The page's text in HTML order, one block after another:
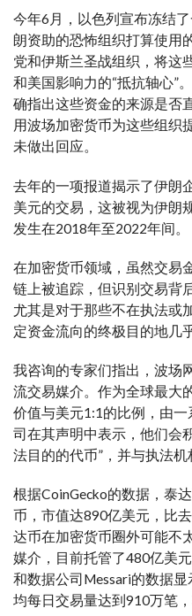
今年6月，以色列宣布冻结
朗资助的恐怖组织打算使用
党和伊斯兰圣战组织，将这
和美国影响力的“抵抗轴心”
确指出这些资金的来源是否
用波场加密货币为这些组织
未做出回应。
去年的一项报道揭示了伊朗
美元的交易，这被视为伊朗
发生在2018年至2022年间。
在加密货币领域，虽然交易
链上被追踪，但识别交易背
尤其是对于那些不在执法或
定资金流向的终极目的地几
我咨询的专家们指出，波场
流交易媒介。作为全球最大
价值与美元1:1的比例，由
司在其声明中表示，他们会
法目的的代币”，并与执法机
根据CoinGecko的数据，泰
币，市值达890亿美元，比
达币在加密货币圈外可能不
媒介，目前托管了480亿美
和数据公司Messari的数据
均每日交易量达到910万笔